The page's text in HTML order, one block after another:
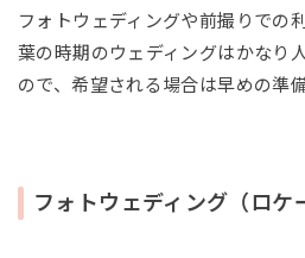
フォトウェディングや前撮りでの
葉の時期のウェディングはかなり
ので、希望される場合は早めの準
フォトウェディング（ロケ